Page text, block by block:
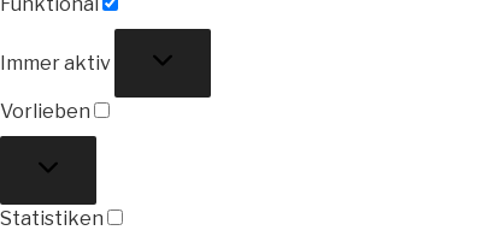
Immer aktiv
Vorlieben
Statistiken